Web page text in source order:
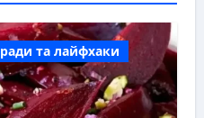
та лайфхаки